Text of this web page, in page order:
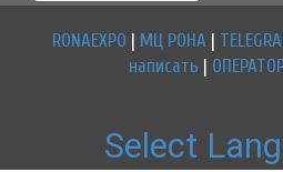
RONAEXPO МЦ РОНА
написать
Select